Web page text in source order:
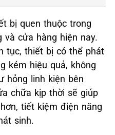
bị quen thuộc trong
và cửa hàng hiện nay.
tục, thiết bị có thể phát
kém hiệu quả, không
hỏng linh kiện bên
chữa kịp thời sẽ giúp
tiết kiệm điện năng
sinh.